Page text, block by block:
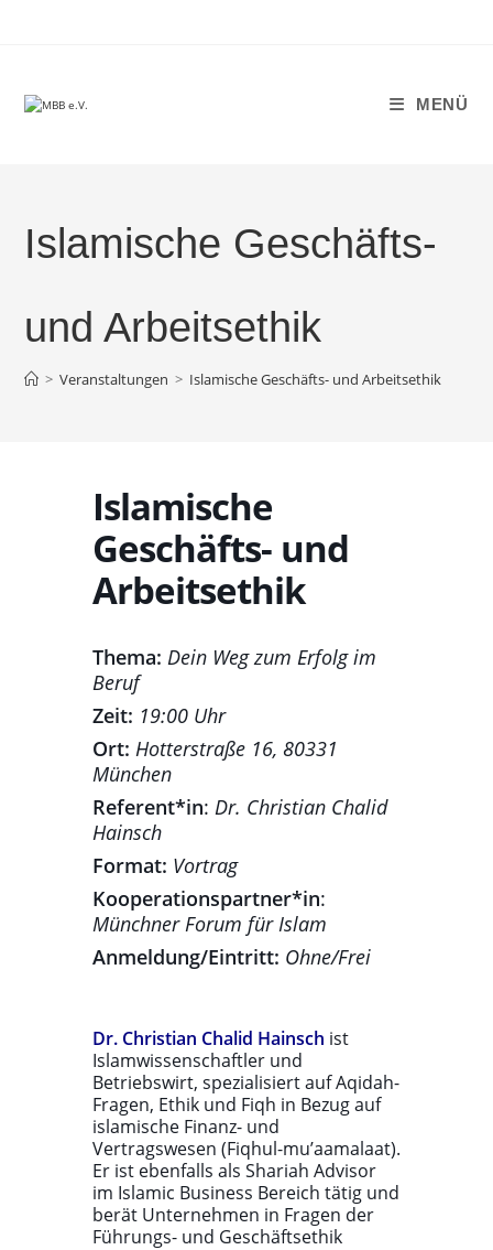
MENÜ
Islamische Geschäfts-
und Arbeitsethik
> Veranstaltungen > Islamische Geschäfts- und Arbeitsethik
Islamische
Geschäfts- und
Arbeitsethik
Thema: Dein Weg zum Erfolg im
Beruf
Zeit: 19:00 Uhr
Ort: Hotterstraße 16, 80331
München
Referent*in: Dr. Christian Chalid
Hainsch
Format: Vortrag
Kooperationspartner*in:
Münchner Forum für Islam
Anmeldung/Eintritt: Ohne/Frei
Dr. Christian Chalid Hainsch ist
Islamwissenschaftler und
Betriebswirt, spezialisiert auf Aqidah-
Fragen, Ethik und Fiqh in Bezug auf
islamische Finanz- und
Vertragswesen (Fiqhul-mu’aamalaat).
Er ist ebenfalls als Shariah Advisor
im Islamic Business Bereich tätig und
berät Unternehmen in Fragen der
Führungs- und Geschäftsethik